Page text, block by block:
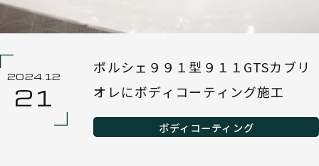
2024.12
21
ポルシェ９９１型９１１GTSカブリ
オレにボディコーティング施工
ボディコーティング